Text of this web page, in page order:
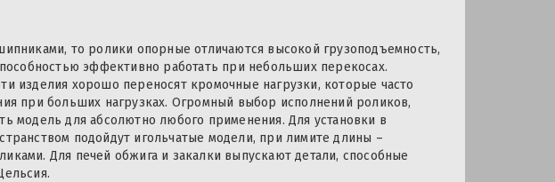
то ролики опорные отличаются высокой грузоподъемность,
эффективно работать при небольших перекосах.
изделия хорошо переносят кромочные нагрузки, которые часто
при больших нагрузках. Огромный выбор исполнений роликов,
модель для абсолютно любого применения. Для установки в
подойдут игольчатые модели, при лимите длины –
Для печей обжига и закалки выпускают детали, способные